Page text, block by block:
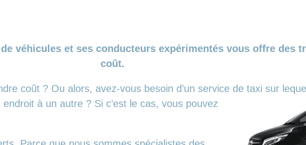
véhicules et ses conducteurs expérimentés vous offre des
coût.
coût ? Ou alors, avez-vous besoin d’un service de taxi sur
à un autre ? Si c’est le cas, vous pouvez